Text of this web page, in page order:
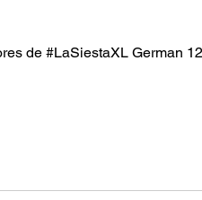
de #LaSiestaXL German